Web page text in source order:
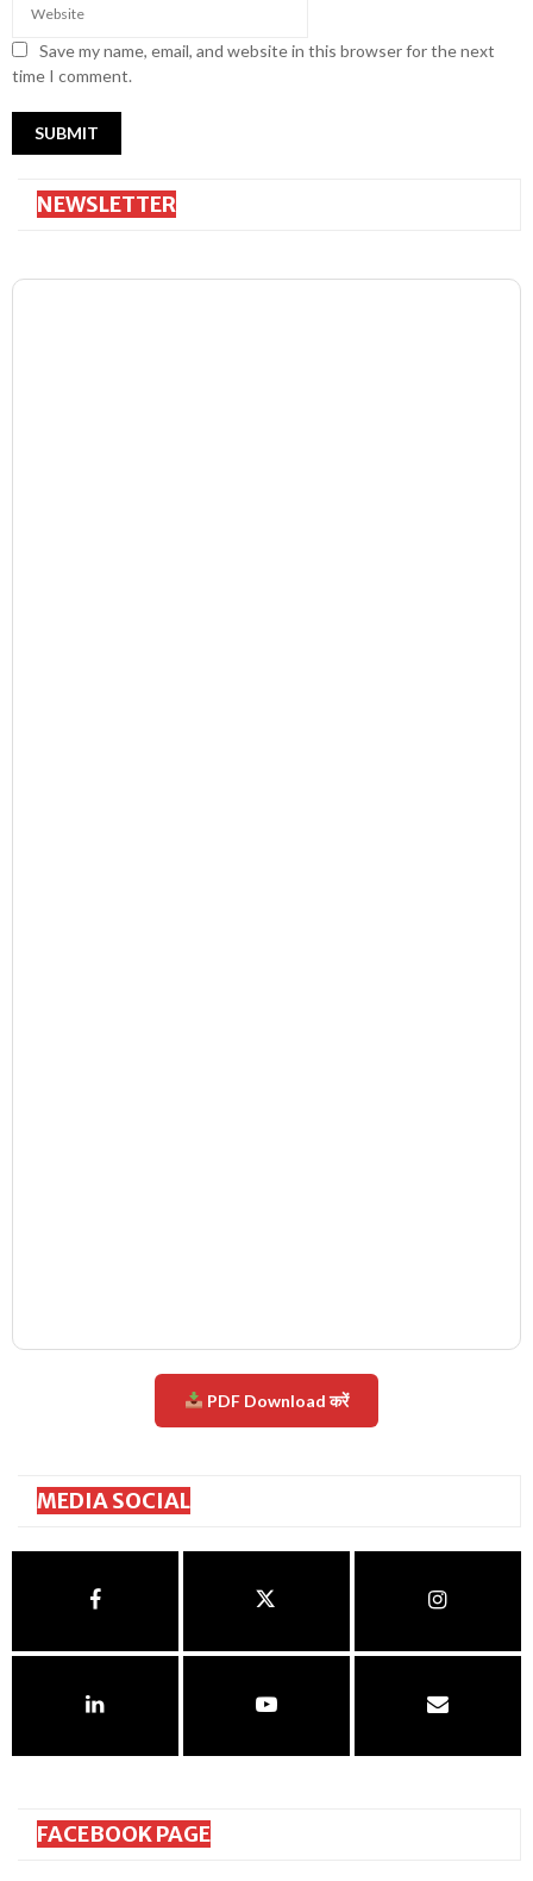
Save my name, email, and website in this browser for the next
time I comment.
NEWSLETTER
PDF Download करें
MEDIA SOCIAL
FACEBOOK PAGE